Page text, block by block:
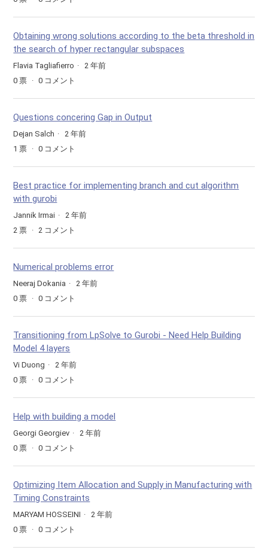
Obtaining wrong solutions according to the beta threshold in
the search of hyper rectangular subspaces
Flavia Tagliafierro
2 年前
0 票 0 コメント
Questions concering Gap in Output
Dejan Salch
2 年前
1 票 0 コメント
Best practice for implementing branch and cut algorithm
with gurobi
Jannik Irmai
2 年前
2 票 2 コメント
Numerical problems error
Neeraj Dokania
2 年前
0 票 0 コメント
Transitioning from LpSolve to Gurobi - Need Help Building
Model 4 layers
Vi Duong
2 年前
0 票 0 コメント
Help with building a model
Georgi Georgiev
2 年前
0 票 0 コメント
Optimizing Item Allocation and Supply in Manufacturing with
Timing Constraints
MARYAM HOSSEINI
2 年前
0 票 0 コメント